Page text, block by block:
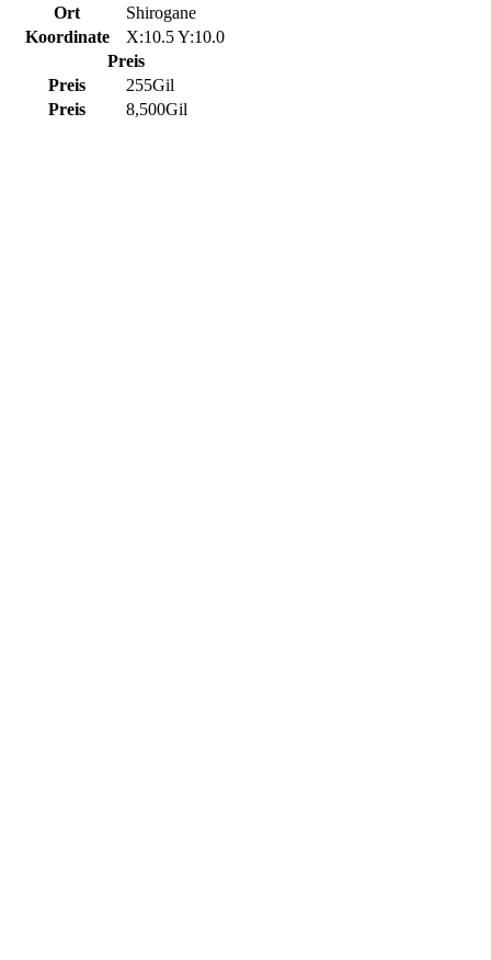
Ort
Shirogane
Koordinate
X:10.5 Y:10.0
Preis
Preis
255Gil
Preis
8,500Gil